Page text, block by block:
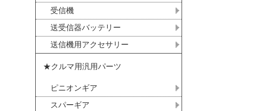
受信機
送受信器バッテリー
送信機用アクセサリー
★クルマ用汎用パーツ
ピニオンギア
スパーギア